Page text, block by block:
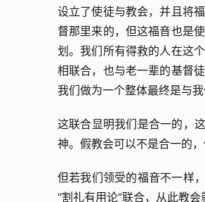
设立了使徒与教会，并且将
督那里来的，但这福音也是
划。我们所有得救的人在这
相联合，也与老一辈的基督
我们做为一个整体最终是与我
这联合显明我们是合一的，
神。假教会可以不是合一的
但若我们领受的福音不一样
“割礼有用论”联合，从此教